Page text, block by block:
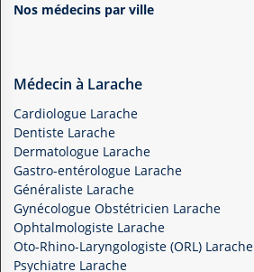
Nos médecins par ville
Médecin à Larache
Cardiologue Larache
Dentiste Larache
Dermatologue Larache
Gastro-entérologue Larache
Généraliste Larache
Gynécologue Obstétricien Larache
Ophtalmologiste Larache
Oto-Rhino-Laryngologiste (ORL) Larache
Psychiatre Larache